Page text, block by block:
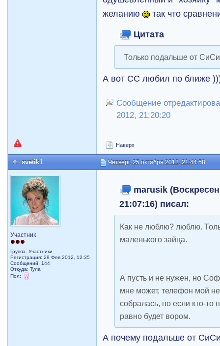
желанию
так что
Цитата
Только подальше от
А вот СС любил по ближе
Сообщение
2012, 21:20:20
Наверх
svetik1 Четверг, 25 октября 2012, 21:44:58
Участник
Группа: Участники
Регистрация: 29 Фев 2012, 12:35
Сообщений: 144
Откуда: Тула
Пол:
marusik
21:07:16) писал:
Как не люблю? люблю.
маленького зайца.
А пусть и не нужен, но
мне может, телефон мой
собралась, но если кто-то
равно будет вором.
А почему подальше от